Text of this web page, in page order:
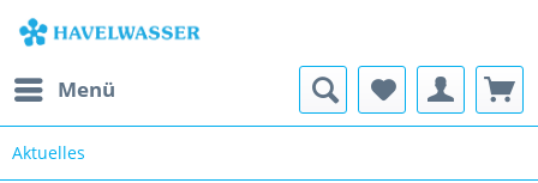
Menü
Aktuelles